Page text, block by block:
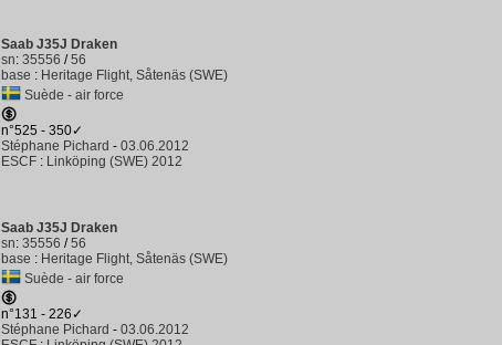
Saab J35J Draken
sn: 35556 /56
base : Heritage Flight, Såtenäs (SWE)
Suède - air force
n°525 - 350✓
Stéphane Pichard - 03.06.2012
ESCF : Linköping (SWE) 2012
Saab J35J Draken
sn: 35556 /56
base : Heritage Flight, Såtenäs (SWE)
Suède - air force
n°131 - 226✓
Stéphane Pichard - 03.06.2012